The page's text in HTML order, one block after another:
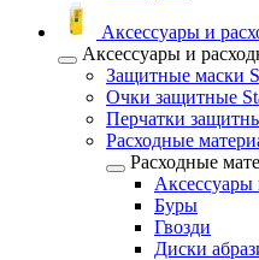
Аксессуары и
Аксессуары и
Защитные маски
Очки защитные
Перчатки
Расходные
Расходные
Аксессуары
Буры
Гвозди
Диски